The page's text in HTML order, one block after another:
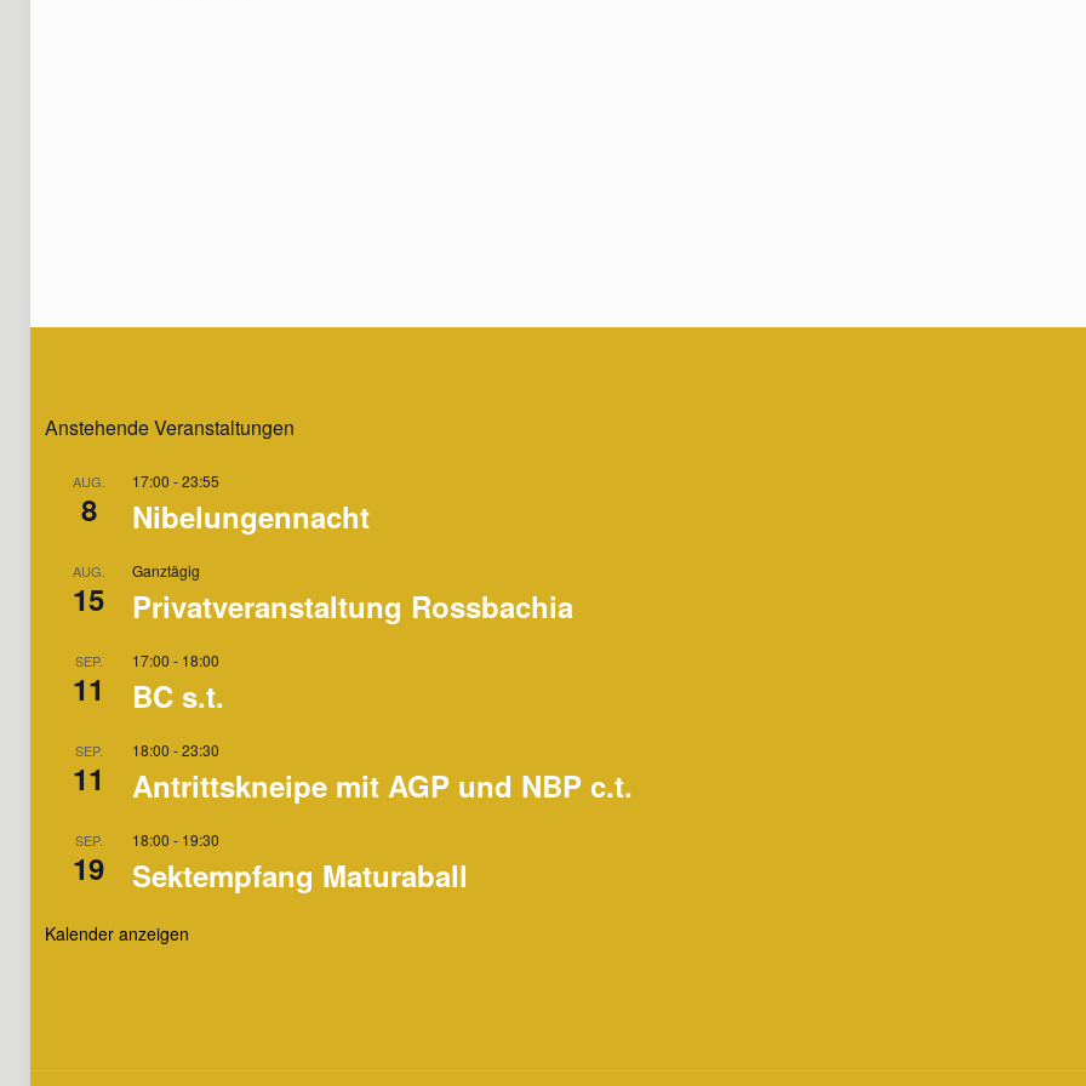
Anstehende Veranstaltungen
AUG.
8
17:00 -23:55
Nibelungennacht
AUG.
15
Ganztägig
Privatveranstaltung Rossbachia
SEP.
11
17:00 - 18:00
BC s.t.
SEP.
11
18:00 -23:30
Antrittskneipe mit AGP und NBP c.t.
SEP.
19
18:00 - 19:30
Sektempfang Maturaball
Kalender anzeigen